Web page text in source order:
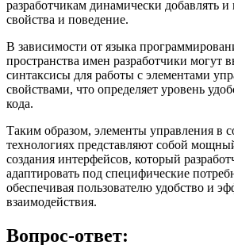
разработчикам динамически добавлять и
свойства и поведение.
В зависимости от языка
пространства имен разработчики могут
синтаксисы для работы с элементами
свойствами, что определяет уровень
кода.
Таким образом, элементы управления в
технологиях представляют собой
создания интерфейсов, который
адаптировать под специфические
обеспечивая пользователю удобство и
взаимодействия.
Вопрос-ответ: